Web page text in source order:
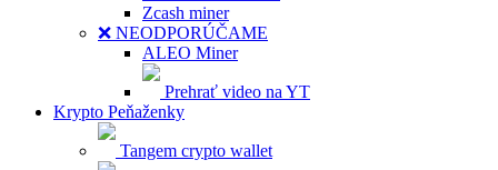
Zcash miner
❌ NEODPORÚČAME
ALEO Miner
Prehrať video na YT
Krypto Peňaženky
Tangem crypto wallet